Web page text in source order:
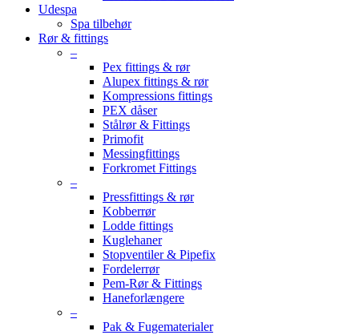
Udespa
Spa tilbehør
Rør & fittings
–
Pex fittings & rør
Alupex fittings & rør
Kompressions fittings
PEX dåser
Stålrør & Fittings
Primofit
Messingfittings
Forkromet Fittings
–
Pressfittings & rør
Kobberrør
Lodde fittings
Kuglehaner
Stopventiler & Pipefix
Fordelerrør
Pem-Rør & Fittings
Haneforlængere
–
Pak & Fugematerialer